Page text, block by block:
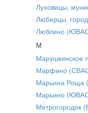
Луховицы,
Люберцы,
Люблино
М
Марушкинское
Марфино
Марьина Роща
Марьино
Метрогородок